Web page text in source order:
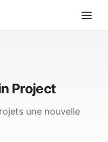
Project
une nouvelle